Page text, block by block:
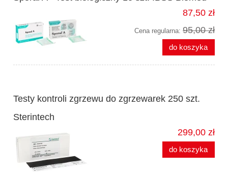
87,50 zł
Cena regularna: 95,00 zł
do koszyka
Testy kontroli zgrzewu do zgrzewarek 250 szt.
Sterintech
299,00 zł
do koszyka